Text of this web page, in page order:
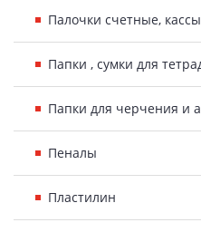
Палочки счетные, кассы
Папки , сумки для
Папки для черчения и
Пеналы
Пластилин